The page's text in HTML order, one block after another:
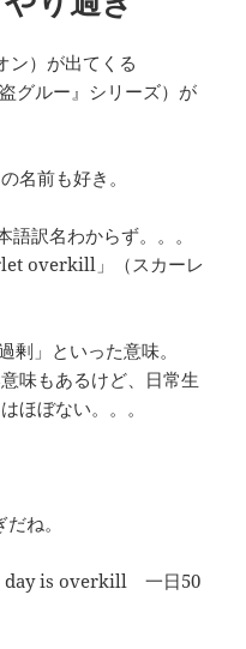
）が出てくる
グルー』シリーズ）が
名前も好き。
訳名わからず。。。
overkill」（スカーレ
剰」といった意味。
味もあるけど、日常生
ほぼない。。。
ね。
day is overkill 一日50